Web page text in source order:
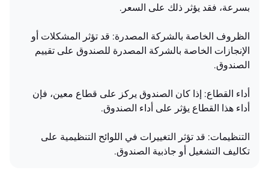
بسرعة، فقد يؤثر ذلك على السعر.
الظروف الخاصة بالشركة المصدرة: قد تؤثر المشكلات أو
الإنجازات الخاصة بالشركة المصدرة للصندوق على تقييم
الصندوق.
أداء القطاع: إذا كان الصندوق يركز على قطاع معين، فإن
أداء هذا القطاع يؤثر على أداء الصندوق.
التنظيمات: قد تؤثر التغييرات في اللوائح التنظيمية على
تكاليف التشغيل أو جاذبية الصندوق.